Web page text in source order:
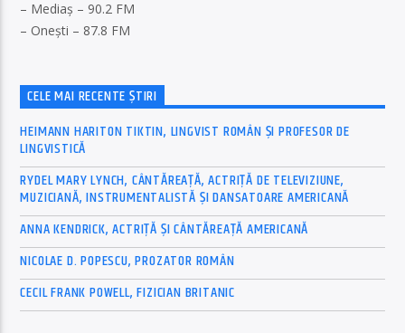
– Mediaș – 90.2 FM
– Onești – 87.8 FM
CELE MAI RECENTE ȘTIRI
HEIMANN HARITON TIKTIN, LINGVIST ROMÂN ȘI PROFESOR DE
LINGVISTICĂ
RYDEL MARY LYNCH, CÂNTĂREAȚĂ, ACTRIȚĂ DE TELEVIZIUNE,
MUZICIANĂ, INSTRUMENTALISTĂ ȘI DANSATOARE AMERICANĂ
ANNA KENDRICK, ACTRIȚĂ ȘI CÂNTĂREAȚĂ AMERICANĂ
NICOLAE D. POPESCU, PROZATOR ROMÂN
CECIL FRANK POWELL, FIZICIAN BRITANIC